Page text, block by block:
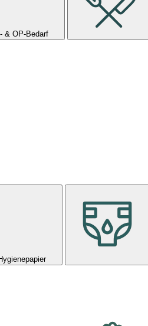
& OP-Bedarf